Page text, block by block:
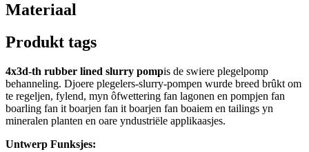
Materiaal
Produkt tags
4x3d-th rubber lined slurry pompis de swiere plegelpomp
behanneling. Djoere plegelers-slurry-pompen wurde breed brûkt om
te regeljen, fylend, myn ôfwettering fan lagonen en pompjen fan
boarling fan it boarjen fan it boarjen fan boaiem en tailings yn
mineralen planten en oare yndustriële applikaasjes.
Untwerp Funksjes: